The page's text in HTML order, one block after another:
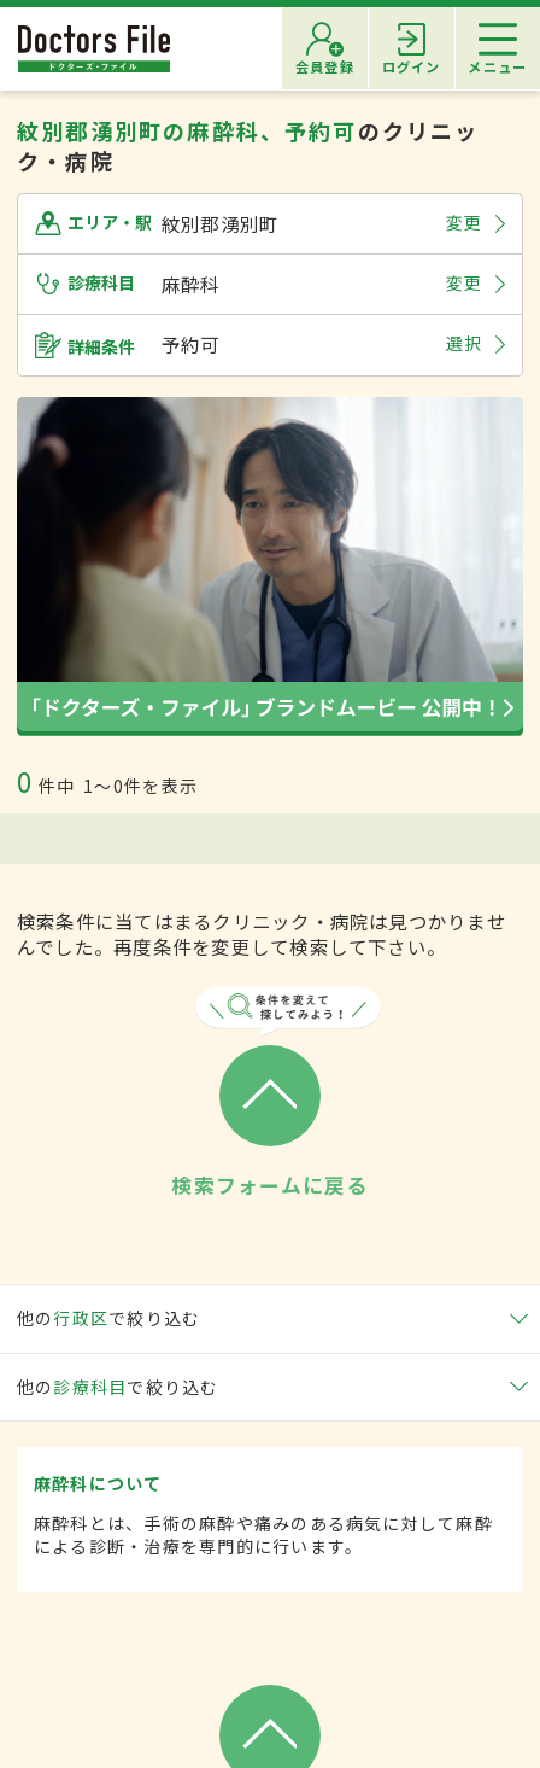
会員登録 ログイン メニュー
紋別郡湧別町の麻酔科、予約可のクリニッ
ク・病院
エリア・駅 紋別郡湧別町 変更
診療科目 麻酔科 変更
詳細条件 予約可 選択
0 件中 1〜0件を表示
検索条件に当てはまるクリニック・病院は見つかりませ
んでした。再度条件を変更して検索して下さい。
検索フォームに戻る
他の行政区で絞り込む
他の 診療科目で絞り込む
麻酔科について
麻酔科とは、手術の麻酔や痛みのある病気に対して麻酔
による診断・治療を専門的に行います。